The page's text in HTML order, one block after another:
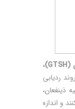
(
GTSH)،
ردیابی
ذینفعان،
و اندازه